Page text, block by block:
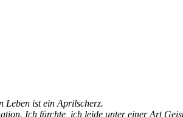
Leben ist ein Aprilscherz.
Ich fürchte, ich leide unter einer Art